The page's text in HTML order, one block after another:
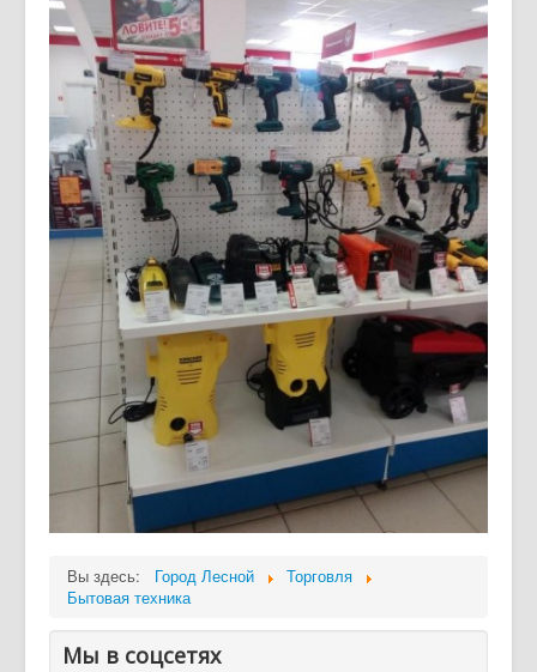
Вы здесь: Город Лесной
Торговля
Бытовая техника
Мы в соцсетях